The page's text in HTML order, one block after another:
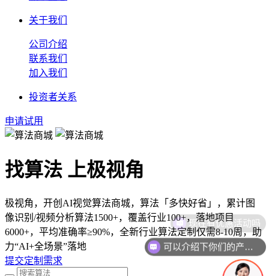
关于我们
公司介绍
联系我们
加入我们
投资者关系
申请试用
找算法 上极视角
极视角，开创AI视觉算法商城，算法「多快好省」，累计图
像识别/视频分析算法1500+，覆盖行业100+，落地项目
6000+，平均准确率≥90%，全新行业算法定制仅需8-10周，助
力“AI+全场景”落地
提交定制需求
现在有优惠活动吗